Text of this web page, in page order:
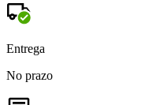
Entrega
No prazo